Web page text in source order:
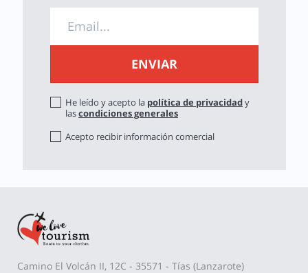
He leído y acepto la política de privacidady
lascondiciones generales
Acepto recibir información comercial
Camino El Volcán II, 12C - 35571 - Tías (Lanzarote)